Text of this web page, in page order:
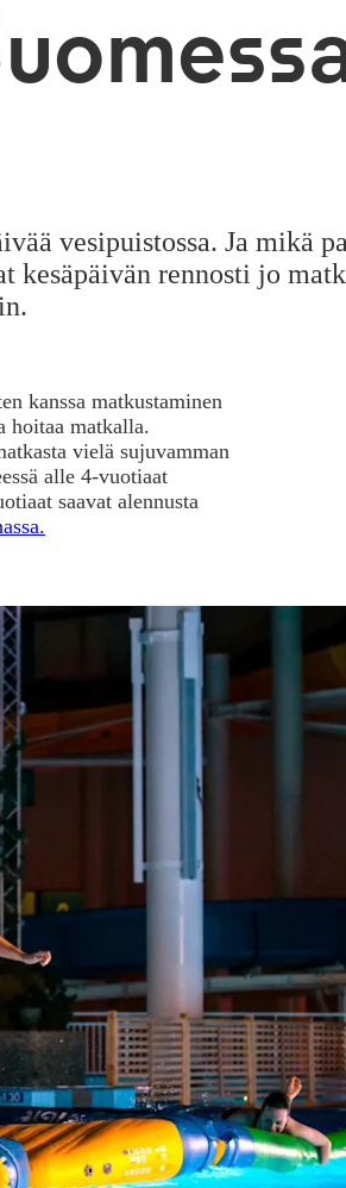
vesipuistossa. Ja mikä
kesäpäivän rennosti jo
kanssa matkustaminen
hoitaa matkalla.
vielä sujuvamman
alle 4-vuotiaat
saavat alennusta